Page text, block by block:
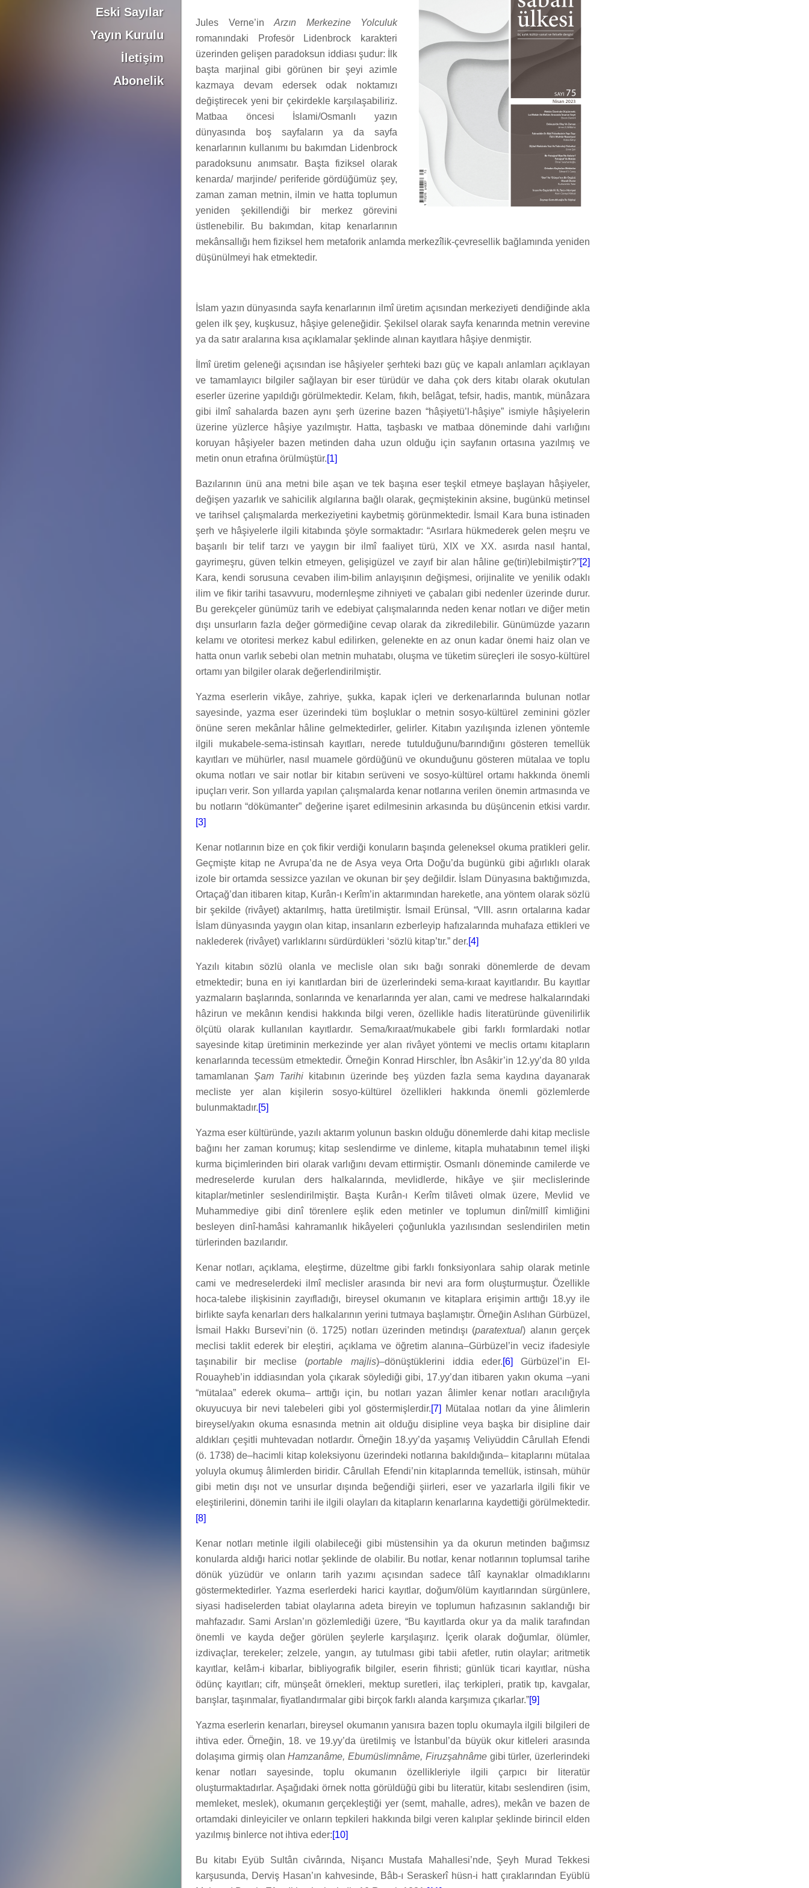
Eski Sayılar
Yayın Kurulu
İletişim
Abonelik
Jules Verne’in Arzın Merkezine Yolculuk
romanındaki Profesör Lidenbrock karakteri
üzerinden gelişen paradoksun iddiası şudur: İlk
başta marjinal gibi görünen bir şeyi azimle
kazmaya devam edersek odak noktamızı
değiştirecek yeni bir çekirdekle karşılaşabiliriz.
Matbaa öncesi İslami/Osmanlı yazın
dünyasında boş sayfaların ya da sayfa
kenarlarının kullanımı bu bakımdan Lidenbrock
paradoksunu anımsatır. Başta fiziksel olarak
kenarda/ marjinde/ periferide gördüğümüz şey,
zaman zaman metnin, ilmin ve hatta toplumun
yeniden şekillendiği bir merkez görevini
üstlenebilir. Bu bakımdan, kitap kenarlarının
mekânsallığı hem fiziksel hem metaforik anlamda merkezîlik-çevresellik bağlamında yeniden
düşünülmeyi hak etmektedir.
İslam yazın dünyasında sayfa kenarlarının ilmî üretim açısından merkeziyeti dendiğinde akla
gelen ilk şey, kuşkusuz, hâşiye geleneğidir. Şekilsel olarak sayfa kenarında metnin verevine
ya da satır aralarına kısa açıklamalar şeklinde alınan kayıtlara hâşiye denmiştir.
İlmî üretim geleneği açısından ise hâşiyeler şerhteki bazı güç ve kapalı anlamları açıklayan
ve tamamlayıcı bilgiler sağlayan bir eser türüdür ve daha çok ders kitabı olarak okutulan
eserler üzerine yapıldığı görülmektedir. Kelam, fıkıh, belâgat, tefsir, hadis, mantık, münâzara
gibi ilmî sahalarda bazen aynı şerh üzerine bazen “hâşiyetü’l-hâşiye” ismiyle hâşiyelerin
üzerine yüzlerce hâşiye yazılmıştır. Hatta, taşbaskı ve matbaa döneminde dahi varlığını
koruyan hâşiyeler bazen metinden daha uzun olduğu için sayfanın ortasına yazılmış ve
metin onun etrafına örülmüştür.[1]
Bazılarının ünü ana metni bile aşan ve tek başına eser teşkil etmeye başlayan hâşiyeler,
değişen yazarlık ve sahicilik algılarına bağlı olarak, geçmiştekinin aksine, bugünkü metinsel
ve tarihsel çalışmalarda merkeziyetini kaybetmiş görünmektedir. İsmail Kara buna istinaden
şerh ve hâşiyelerle ilgili kitabında şöyle sormaktadır: “Asırlara hükmederek gelen meşru ve
başarılı bir telif tarzı ve yaygın bir ilmî faaliyet türü, XIX ve XX. asırda nasıl hantal,
gayrimeşru, güven telkin etmeyen, gelişigüzel ve zayıf bir alan hâline ge(tiri)lebilmiştir?”[2]
Kara, kendi sorusuna cevaben ilim-bilim anlayışının değişmesi, orijinalite ve yenilik odaklı
ilim ve fikir tarihi tasavvuru, modernleşme zihniyeti ve çabaları gibi nedenler üzerinde durur.
Bu gerekçeler günümüz tarih ve edebiyat çalışmalarında neden kenar notları ve diğer metin
dışı unsurların fazla değer görmediğine cevap olarak da zikredilebilir. Günümüzde yazarın
kelamı ve otoritesi merkez kabul edilirken, gelenekte en az onun kadar önemi haiz olan ve
hatta onun varlık sebebi olan metnin muhatabı, oluşma ve tüketim süreçleri ile sosyo-kültürel
ortamı yan bilgiler olarak değerlendirilmiştir.
Yazma eserlerin vikâye, zahriye, şukka, kapak içleri ve derkenarlarında bulunan notlar
sayesinde, yazma eser üzerindeki tüm boşluklar o metnin sosyo-kültürel zeminini gözler
önüne seren mekânlar hâline gelmektedirler, gelirler. Kitabın yazılışında izlenen yöntemle
ilgili mukabele-sema-istinsah kayıtları, nerede tutulduğunu/barındığını gösteren temellük
kayıtları ve mühürler, nasıl muamele gördüğünü ve okunduğunu gösteren mütalaa ve toplu
okuma notları ve sair notlar bir kitabın serüveni ve sosyo-kültürel ortamı hakkında önemli
ipuçları verir. Son yıllarda yapılan çalışmalarda kenar notlarına verilen önemin artmasında ve
bu notların “dökümanter” değerine işaret edilmesinin arkasında bu düşüncenin etkisi vardır.
[3]
Kenar notlarının bize en çok fikir verdiği konuların başında geleneksel okuma pratikleri gelir.
Geçmişte kitap ne Avrupa’da ne de Asya veya Orta Doğu’da bugünkü gibi ağırlıklı olarak
izole bir ortamda sessizce yazılan ve okunan bir şey değildir. İslam Dünyasına baktığımızda,
Ortaçağ’dan itibaren kitap, Kurân-ı Kerîm’in aktarımından hareketle, ana yöntem olarak sözlü
bir şekilde (rivâyet) aktarılmış, hatta üretilmiştir. İsmail Erünsal, “VIII. asrın ortalarına kadar
İslam dünyasında yaygın olan kitap, insanların ezberleyip hafızalarında muhafaza ettikleri ve
naklederek (rivâyet) varlıklarını sürdürdükleri ‘sözlü kitap’tır.” der.[4]
Yazılı kitabın sözlü olanla ve meclisle olan sıkı bağı sonraki dönemlerde de devam
etmektedir; buna en iyi kanıtlardan biri de üzerlerindeki sema-kıraat kayıtlarıdır. Bu kayıtlar
yazmaların başlarında, sonlarında ve kenarlarında yer alan, cami ve medrese halkalarındaki
hâzirun ve mekânın kendisi hakkında bilgi veren, özellikle hadis literatüründe güvenilirlik
ölçütü olarak kullanılan kayıtlardır. Sema/kıraat/mukabele gibi farklı formlardaki notlar
sayesinde kitap üretiminin merkezinde yer alan rivâyet yöntemi ve meclis ortamı kitapların
kenarlarında tecessüm etmektedir. Örneğin Konrad Hirschler, İbn Asâkir’in 12.yy’da 80 yılda
tamamlanan Şam Tarihi kitabının üzerinde beş yüzden fazla sema kaydına dayanarak
mecliste yer alan kişilerin sosyo-kültürel özellikleri hakkında önemli gözlemlerde
bulunmaktadır.[5]
Yazma eser kültüründe, yazılı aktarım yolunun baskın olduğu dönemlerde dahi kitap meclisle
bağını her zaman korumuş; kitap seslendirme ve dinleme, kitapla muhatabının temel ilişki
kurma biçimlerinden biri olarak varlığını devam ettirmiştir. Osmanlı döneminde camilerde ve
medreselerde kurulan ders halkalarında, mevlidlerde, hikâye ve şiir meclislerinde
kitaplar/metinler seslendirilmiştir. Başta Kurân-ı Kerîm tilâveti olmak üzere, Mevlid ve
Muhammediye gibi dinî törenlere eşlik eden metinler ve toplumun dinî/millî kimliğini
besleyen dinî-hamâsi kahramanlık hikâyeleri çoğunlukla yazılısından seslendirilen metin
türlerinden bazılarıdır.
Kenar notları, açıklama, eleştirme, düzeltme gibi farklı fonksiyonlara sahip olarak metinle
cami ve medreselerdeki ilmî meclisler arasında bir nevi ara form oluşturmuştur. Özellikle
hoca-talebe ilişkisinin zayıfladığı, bireysel okumanın ve kitaplara erişimin arttığı 18.yy ile
birlikte sayfa kenarları ders halkalarının yerini tutmaya başlamıştır. Örneğin Aslıhan Gürbüzel,
İsmail Hakkı Bursevi’nin (ö. 1725) notları üzerinden metindışı (paratextual) alanın gerçek
meclisi taklit ederek bir eleştiri, açıklama ve öğretim alanına–Gürbüzel’in veciz ifadesiyle
taşınabilir bir meclise (portable majlis)–dönüştüklerini iddia eder.[6]
Gürbüzel’in El-
Rouayheb’in iddiasından yola çıkarak söylediği gibi, 17.yy’dan itibaren yakın okuma –yani
“mütalaa” ederek okuma– arttığı için, bu notları yazan âlimler kenar notları aracılığıyla
okuyucuya bir nevi talebeleri gibi yol göstermişlerdir.[7]
Mütalaa notları da yine âlimlerin
bireysel/yakın okuma esnasında metnin ait olduğu disipline veya başka bir disipline dair
aldıkları çeşitli muhtevadan notlardır. Örneğin 18.yy’da yaşamış Veliyüddin Cârullah Efendi
(ö. 1738) de–hacimli kitap koleksiyonu üzerindeki notlarına bakıldığında– kitaplarını mütalaa
yoluyla okumuş âlimlerden biridir. Cârullah Efendi’nin kitaplarında temellük, istinsah, mühür
gibi metin dışı not ve unsurlar dışında beğendiği şiirleri, eser ve yazarlarla ilgili fikir ve
eleştirilerini, dönemin tarihi ile ilgili olayları da kitapların kenarlarına kaydettiği görülmektedir.
[8]
Kenar notları metinle ilgili olabileceği gibi müstensihin ya da okurun metinden bağımsız
konularda aldığı harici notlar şeklinde de olabilir. Bu notlar, kenar notlarının toplumsal tarihe
dönük yüzüdür ve onların tarih yazımı açısından sadece tâlî kaynaklar olmadıklarını
göstermektedirler. Yazma eserlerdeki harici kayıtlar, doğum/ölüm kayıtlarından sürgünlere,
siyasi hadiselerden tabiat olaylarına adeta bireyin ve toplumun hafızasının saklandığı bir
mahfazadır. Sami Arslan’ın gözlemlediği üzere, “Bu kayıtlarda okur ya da malik tarafından
önemli ve kayda değer görülen şeylerle karşılaşırız. İçerik olarak doğumlar, ölümler,
izdivaçlar, terekeler; zelzele, yangın, ay tutulması gibi tabii afetler, rutin olaylar; aritmetik
kayıtlar, kelâm-i kibarlar, bibliyografik bilgiler, eserin fihristi; günlük ticari kayıtlar, nüsha
ödünç kayıtları; cifr, münşeât örnekleri, mektup suretleri, ilaç terkipleri, pratik tıp, kavgalar,
barışlar, taşınmalar, fiyatlandırmalar gibi birçok farklı alanda karşımıza çıkarlar.”[9]
Yazma eserlerin kenarları, bireysel okumanın yanısıra bazen toplu okumayla ilgili bilgileri de
ihtiva eder. Örneğin, 18. ve 19.yy’da üretilmiş ve İstanbul’da büyük okur kitleleri arasında
dolaşıma girmiş olanHamzanâme, Ebumüslimnâme, Firuzşahnâmegibi türler, üzerlerindeki
kenar notları sayesinde, toplu okumanın özellikleriyle ilgili çarpıcı bir literatür
oluşturmaktadırlar. Aşağıdaki örnek notta görüldüğü gibi bu literatür, kitabı seslendiren (isim,
memleket, meslek), okumanın gerçekleştiği yer (semt, mahalle, adres), mekân ve bazen de
ortamdaki dinleyiciler ve onların tepkileri hakkında bilgi veren kalıplar şeklinde birincil elden
yazılmış binlerce not ihtiva eder:[10]
Bu kitabı Eyüb Sultân civârında, Nişancı Mustafa Mahallesi’nde, Şeyh Murad Tekkesi
karşusunda, Derviş Hasan’ın kahvesinde, Bâb-ı Seraskerî hüsn-i hatt çıraklarından Eyüblü